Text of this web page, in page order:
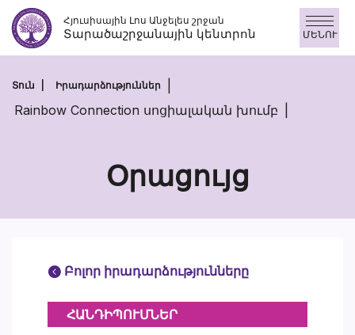
Անցնել
բովանդակությանըՀյուսիսային Լոս Անջելես շրջան
Տարածաշրջանային կենտրոն ՄԵՆՈՒ
Տուն Իրադարձություններ
Rainbow Connection սոցիալական խումբ
Օրացույց
Բոլոր իրադարձությունները
ՀԱՆԴԻՊՈՒՄՆԵՐ